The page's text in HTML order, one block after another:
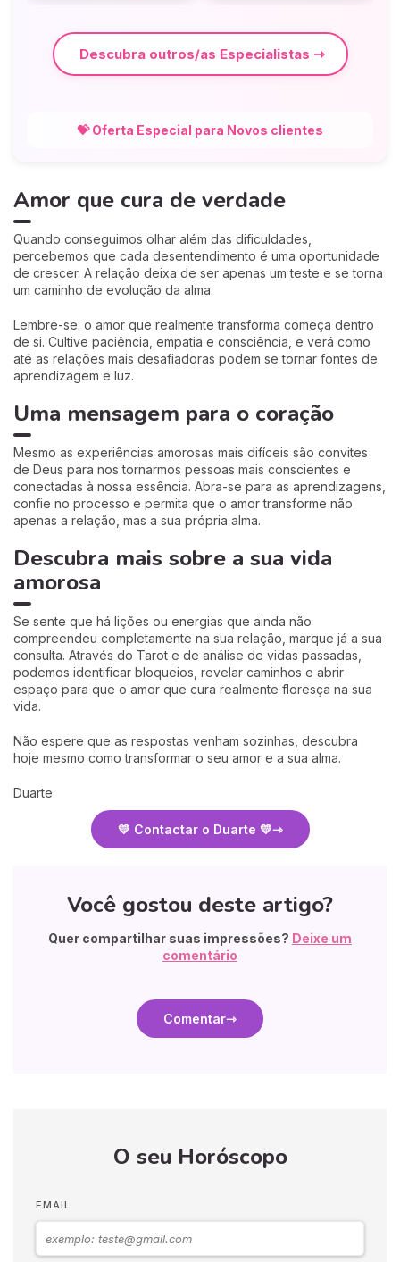
Descubra outros/as Especialistas
💝 Oferta Especial para Novos clientes
Amor que cura de verdade
Quando conseguimos olhar além das dificuldades,
percebemos que cada desentendimento é uma oportunidade
de crescer. A relação deixa de ser apenas um teste e se torna
um caminho de evolução da alma.
Lembre-se: o amor que realmente transforma começa dentro
de si. Cultive paciência, empatia e consciência, e verá como
até as relações mais desafiadoras podem se tornar fontes de
aprendizagem e luz.
Uma mensagem para o coração
Mesmo as experiências amorosas mais difíceis são convites
de Deus para nos tornarmos pessoas mais conscientes e
conectadas à nossa essência. Abra-se para as aprendizagens,
confie no processo e permita que o amor transforme não
apenas a relação, mas a sua própria alma.
Descubra mais sobre a sua vida
amorosa
Se sente que há lições ou energias que ainda não
compreendeu completamente na sua relação, marque já a sua
consulta. Através do Tarot e de análise de vidas passadas,
podemos identificar bloqueios, revelar caminhos e abrir
espaço para que o amor que cura realmente floresça na sua
vida.
Não espere que as respostas venham sozinhas, descubra
hoje mesmo como transformar o seu amor e a sua alma.
Duarte
💛 Contactar o Duarte 💛
Você gostou deste artigo?
Quer compartilhar suas impressões? Deixe um
comentário
Comentar
O seu Horóscopo
EMAIL